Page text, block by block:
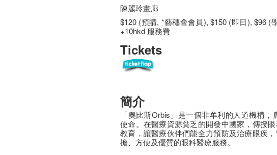
陳麗玲畫廊
$120 (預購, *藝穗會會員), $150 (即日), $96 (
+10hkd 服務費
Tickets
簡介
「奧比斯Orbis」是一個非牟利的人道機構
使命。在醫療資源貧乏的開發中國家，傳授
教育，讓醫療伙伴們能全力預防及治療眼疾
擔、方便及優質的眼科醫療服務。